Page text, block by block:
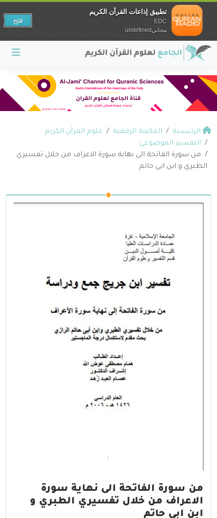
الرئيسية المكتبة الرقمية
علوم القرآن الكريم
التفسير الموضوعي
من سورة الفاتحة الى نهاية سورة الاعراف من خلال تفسيري
الطبري و ابن ابي حاتم
من سورة الفاتحة الى نهاية سورة
الاعراف من خلال تفسيري الطبري و
ابن ابي حاتم
تطبيق إذاعات القرآن الكريم
EDC
مجانيundefined
فتح